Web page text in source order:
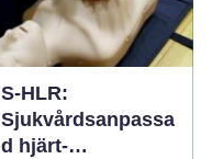
S-HLR:
Sjukvårdsanpassa
d hjärt-